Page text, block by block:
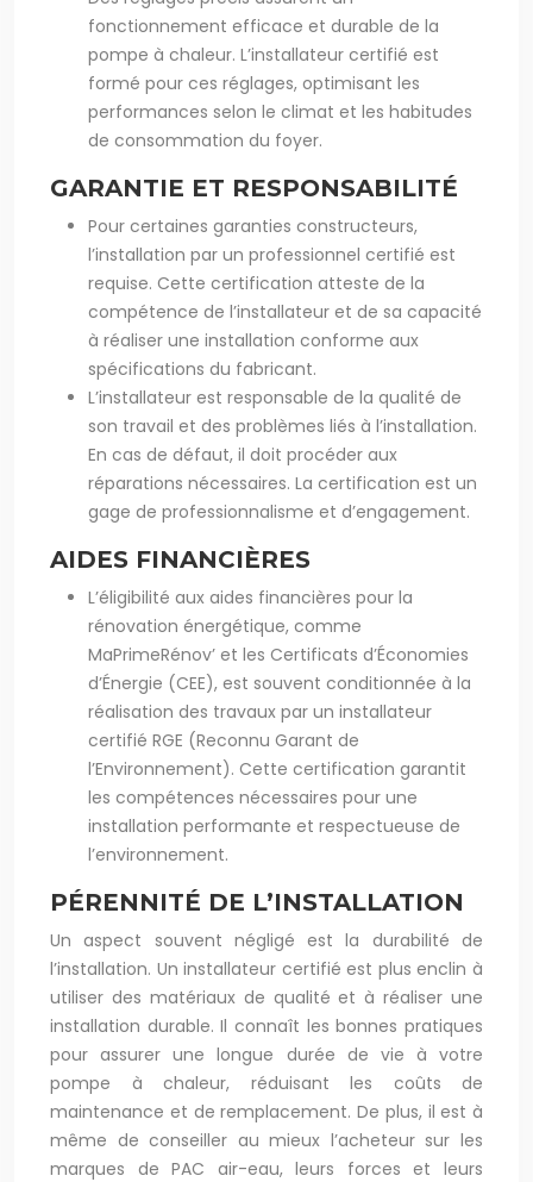
fonctionnement efficace et durable de la
pompe à chaleur. L’installateur certifié est
formé pour ces réglages, optimisant les
performances selon le climat et les habitudes
de consommation du foyer.
GARANTIE ET RESPONSABILITÉ
Pour certaines garanties constructeurs,
l’installation par un professionnel certifié est
requise. Cette certification atteste de la
compétence de l’installateur et de sa capacité
à réaliser une installation conforme aux
spécifications du fabricant.
L’installateur est responsable de la qualité de
son travail et des problèmes liés à l’installation.
En cas de défaut, il doit procéder aux
réparations nécessaires. La certification est un
gage de professionnalisme et d’engagement.
AIDES FINANCIÈRES
L’éligibilité aux aides financières pour la
rénovation énergétique, comme
MaPrimeRénov’ et les Certificats d’Économies
d’Énergie (CEE), est souvent conditionnée à la
réalisation des travaux par un installateur
certifié RGE (Reconnu Garant de
l’Environnement). Cette certification garantit
les compétences nécessaires pour une
installation performante et respectueuse de
l’environnement.
PÉRENNITÉ DE L’INSTALLATION
Un aspect souvent négligé est la durabilité de
l’installation. Un installateur certifié est plus enclin à
utiliser des matériaux de qualité et à réaliser une
installation durable. Il connaît les bonnes pratiques
pour assurer une longue durée de vie à votre
pompe à chaleur, réduisant les coûts de
maintenance et de remplacement. De plus, il est à
même de conseiller au mieux l’acheteur sur les
marques de PAC air-eau, leurs forces et leurs